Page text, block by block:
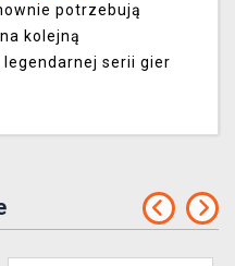
potrzebują
kolejną
serii gier